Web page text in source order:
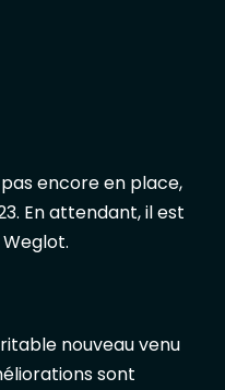
encore en place,
En attendant, il est
nouveau venu
sont